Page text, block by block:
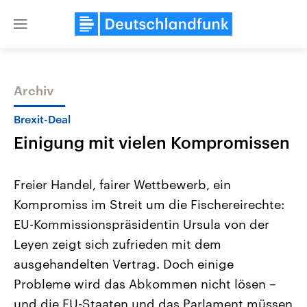
Close
Themen
Landtagswahl Sachsen-Anhalt
2026
Alle Informationen
Sachsen-Anhalt wählt am 6.
September 2026 einen neuen
Bundesland von einer Koalition aus
USA
Aktuelle Beiträge,
Hintergründe
Wirtschaftlich und
gehören die Vereinigten
mit großem Einfluss auf
Archiv
Brexit-Deal
Einigung mit vielen Kompromissen
Freier Handel, fairer Wettbewerb, ein
Kompromiss im Streit um die Fischereirechte:
EU-Kommissionspräsidentin Ursula von der
Leyen zeigt sich zufrieden mit dem
ausgehandelten Vertrag. Doch einige
Probleme wird das Abkommen nicht lösen –
und die EU-Staaten und das Parlament müssen